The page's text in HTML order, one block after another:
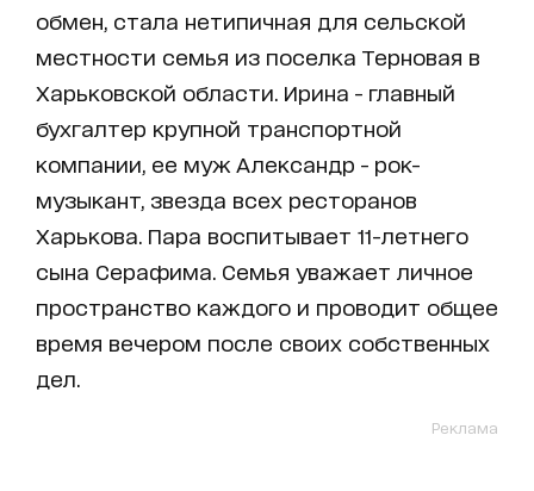
обмен, стала нетипичная для сельской
местности семья из поселка Терновая в
Харьковской области. Ирина - главный
бухгалтер крупной транспортной
компании, ее муж Александр - рок-
музыкант, звезда всех ресторанов
Харькова. Пара воспитывает 11-летнего
сына Серафима. Семья уважает личное
пространство каждого и проводит общее
время вечером после своих собственных
дел.
Реклама